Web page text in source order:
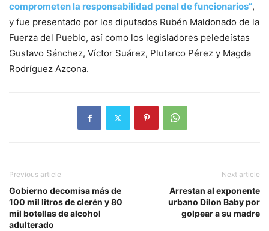
comprometen la responsabilidad penal de funcionarios”,
y fue presentado por los diputados Rubén Maldonado de la
Fuerza del Pueblo, así como los legisladores peledeístas
Gustavo Sánchez, Víctor Suárez, Plutarco Pérez y Magda
Rodríguez Azcona.
Previous article
Gobierno decomisa más de
100 mil litros de clerén y 80
mil botellas de alcohol
adulterado
Next article
Arrestan al exponente
urbano Dilon Baby por
golpear a su madre